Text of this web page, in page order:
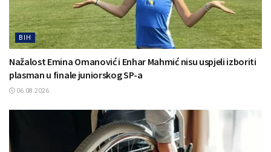
BIH
Nažalost Emina Omanović i Enhar Mahmić nisu uspjeli izboriti
plasman u finale juniorskog SP-a
06.08.2026.